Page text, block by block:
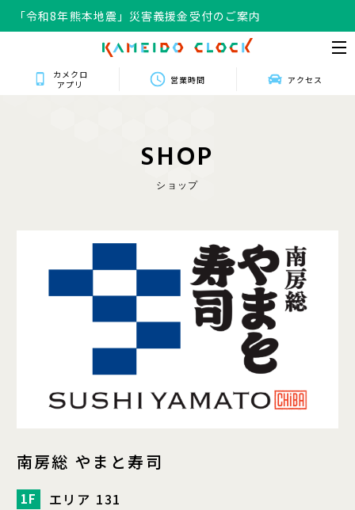
「令和8年熊本地震」災害義援金受付のご案内
「令和8年熊本地震」災害義援金受付のご案内
カメクロ
アプリ
営業時間 アクセス
SHOP
ショップ
南房総 やまと寿司
1F エリア 131